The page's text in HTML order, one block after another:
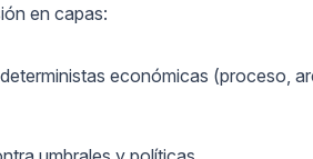
en capas:
económicas (proceso,